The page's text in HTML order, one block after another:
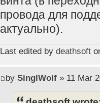
провода для
актуально).
Last edited by deathsoft
by SinglWolf» 11 Mar